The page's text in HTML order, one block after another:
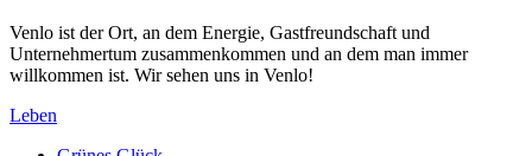
Venlo ist der Ort, an dem Energie, Gastfreundschaft und
Unternehmertum zusammenkommen und an dem man immer
willkommen ist. Wir sehen uns in Venlo!
Leben